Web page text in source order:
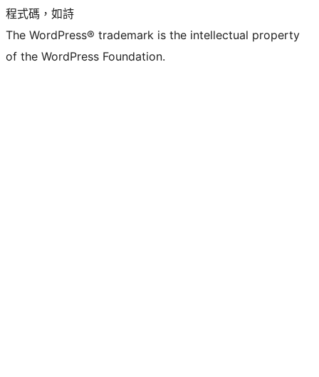
程式碼，如詩
The WordPress® trademark is the intellectual property
of the WordPress Foundation.